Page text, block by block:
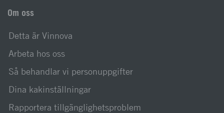
Om oss
Detta är Vinnova
Arbeta hos oss
Så behandlar vi personuppgifter
Dina kakinställningar
Rapportera tillgänglighetsproblem